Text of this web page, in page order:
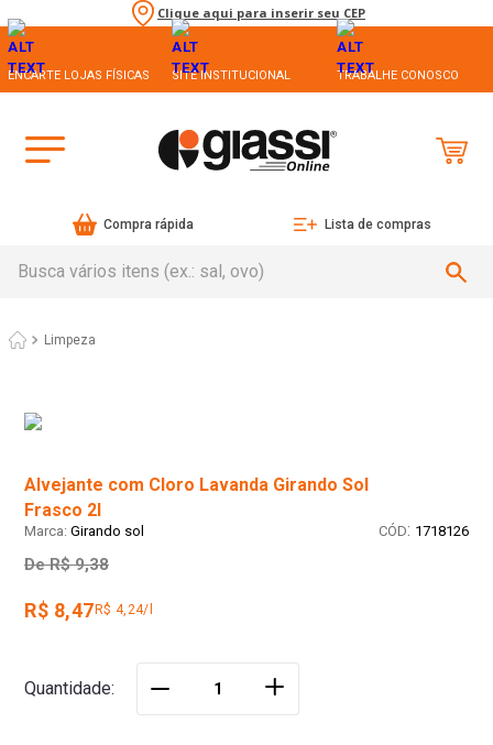
Clique aqui para inserir seu CEP
ENCARTE LOJAS FÍSICAS SITE INSTITUCIONAL TRABALHE CONOSCO
Compra rápida Lista de compras
Limpeza
Alvejante com Cloro Lavanda Girando Sol
Frasco 2l
Girando sol : 1718126
De R$ 9,38
R$ 8,47 R$ 4,24/l
Quantidade ＋